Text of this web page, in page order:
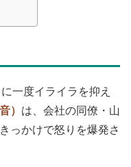
一度イライラを抑え
） は、会社の同僚・山
っかけで怒りを爆発さ